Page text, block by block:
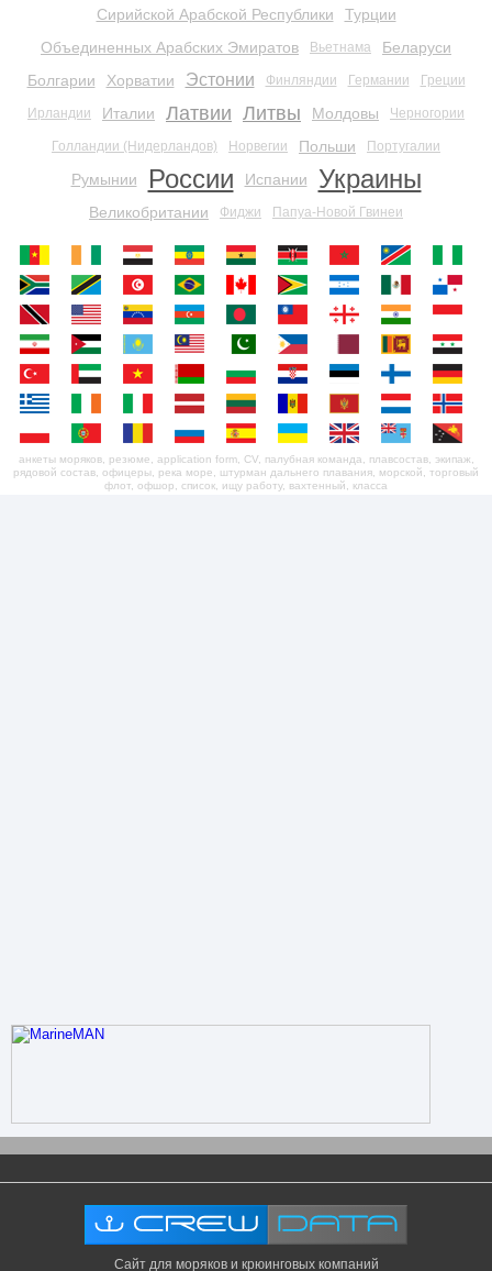
Сирийской Арабской Республики
Турции
Объединенных Арабских Эмиратов
Вьетнама
Беларуси
Болгарии
Хорватии Эстонии Финляндии Германии Греции
Ирландии Италии Латвии Литвы Молдовы Черногории
Голландии (Нидерландов) Норвегии Польши Португалии
Румынии России Испании Украины
Великобритании Фиджи Папуа-Новой Гвинеи
анкеты моряков, резюме, application form, CV, палубная команда, плавсостав, экипаж,
рядовой состав, офицеры, река море, штурман дальнего плавания, морской, торговый
флот, офшор, список, ищу работу, вахтенный, класса
Сайт для моряков и крюинговых компаний